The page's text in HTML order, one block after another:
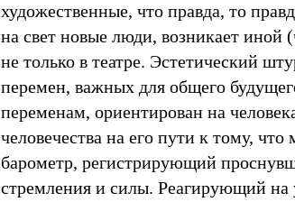
художественные, что правда, то
на свет новые люди, возникает иной
не только в театре. Эстетический
перемен, важных для общего
переменам, ориентирован на
человечества на его пути к тому,
барометр, регистрирующий
стремления и силы. Реагирующий на